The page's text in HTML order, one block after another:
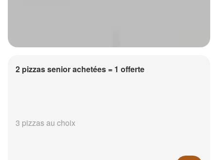
2 pizzas senior achetées = 1 offerte
3 pizzas au choix